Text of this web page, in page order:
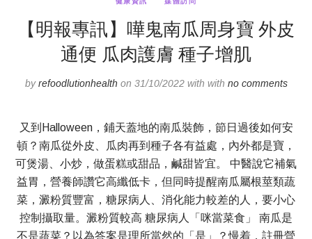
【明報專訊】嘩鬼南瓜周身寶 外皮
通便 瓜肉護膚 種子增肌
byrefoodlutionhealth on 31/10/2022 with with no comments
又到Halloween，鋪天蓋地的南瓜裝飾，節日過後如何安
頓？南瓜從外皮、瓜肉再到種子各有益處，內外都是寶，
可煲湯、小炒，做蛋糕或甜品，鹹甜皆宜。 中醫說它補氣
益胃，營養師讚它高纖低卡，但同時提醒南瓜屬根莖類蔬
菜，澱粉質豐富，糖尿病人、消化能力較差的人，要小心
控制攝取量。澱粉質較高 糖尿病人「咪當菜食」 南瓜是
不是蔬菜？以為答案是理所當然的「是」？慢着，註冊營